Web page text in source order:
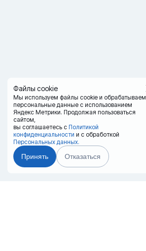
Файлы cookie
Мы используем файлы cookie и обрабатываем
персональные данные с использованием
Яндекс Метрики. Продолжая пользоваться
сайтом,
вы соглашаетесь с Политикой
конфиденциальности и с обработкой
Персональных данных.
Принять Отказаться